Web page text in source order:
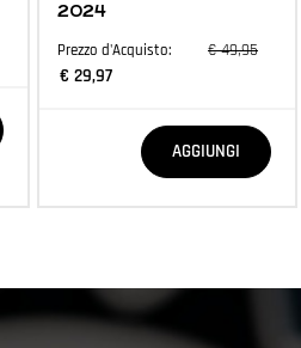
2024
Prezzo d'Acquisto: € 49,95
€ 29,97
AGGIUNGI